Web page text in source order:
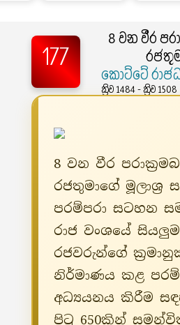
177
8 වන වීර
කොට්ටේ
ක්‍රිව 1484 - ක්‍රිව 1508
8 වන වීර
රජතුමාගේ මූලාශ්‍ර
පරම්පරා සටහන
රාජ වංශයේ සියලුම
රජවරුන්ගේ
නිර්මාණය කළ
අධ්‍යයනය කිරීම
පිටු 650කින්